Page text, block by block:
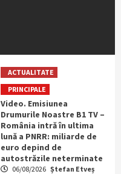
ACTUALITATE
PRINCIPALE
Video. Emisiunea
Drumurile Noastre B1 TV –
România intră în ultima
lună a PNRR: miliarde de
euro depind de
autostrăzile neterminate
06/08/2026 Ștefan Etveș